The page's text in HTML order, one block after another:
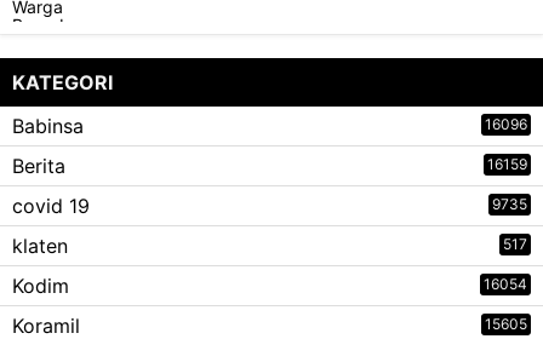
KATEGORI
Babinsa
16096
Berita 16159
covid 19 9735
klaten 517
Kodim 16054
Koramil 15605